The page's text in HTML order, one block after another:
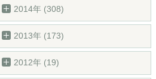
2014年 (308)
2013年 (173)
2012年 (19)